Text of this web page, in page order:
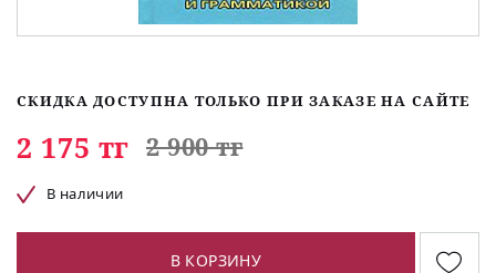
СКИДКА ДОСТУПНА ТОЛЬКО ПРИ ЗАКАЗЕ НА САЙТЕ
2 175 тг 2 900 тг
В наличии
В КОРЗИНУ